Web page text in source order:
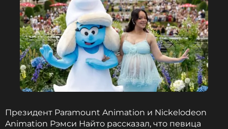
Президент Paramount Animation и Nickelodeon
Animation Рэмси Найто рассказал, что певица